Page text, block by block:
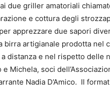
due griller amatoriali
e cottura degli
apprezzare due sapori
birra artigianale prodotta
distanza e nel rispetto delle
Michela, soci
Nadia D’Amico. Il